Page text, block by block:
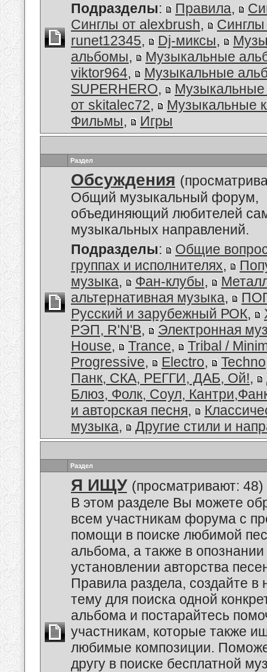
Подразделы: Правила,
Синглы от alexbrush,
Синглы
runet12345, Dj-миксы,
альбомы,
Музыкальные
viktor964,
Музыкальные
SUPERHERO,
от skitalec72,
Музыкальные
Фильмы, Игры
Раздел
Обсуждения
Общий музыкальный форум,
объединяющий любителей
музыкальных направлений.
Подразделы:
Общие
группах и исполнителях,
музыка, Фан-клубы,
альтернативная музыка,
Русский и зарубежный РОК,
РЭП, R'N'B,
Электронная
House, Trance,
Tribal /
Progressive, Electro, Techno
Панк, СКА, РЕГГИ, ДАБ, Ой!,
Блюз, Фолк, Соул,
и авторская песня,
музыка, Другие стили и
Раздел
Я ИЩУ (просматривают: 48)
В этом разделе Вы можете
всем участникам форума с
помощи в поиске любимой
альбома, а также в опознании
установлении авторства
Правила раздела, создайте в
тему для поиска одной
альбома и постарайтесь
участникам, которые также
любимые композиции.
другу в поиске бесплатной